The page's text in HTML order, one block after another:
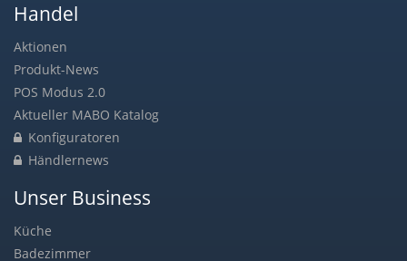
Handel
Aktionen
Produkt-News
POS Modus 2.0
Aktueller MABO Katalog
Konfiguratoren
Händlernews
Unser Business
Küche
Badezimmer